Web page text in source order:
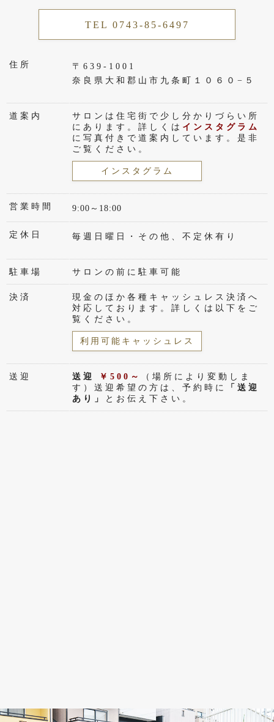
TEL 0743-85-6497
住所
〒639-1001
奈良県大和郡山市九条町１０６０−５
道案内
サロンは住宅街で少し分かりづらい所
にあります。詳しくは インスタグラム
に写真付きで道案内しています。是非
ご覧ください。
インスタグラム
営業時間 9:00～18:00
定休日 毎週日曜日・その他、不定休有り
駐車場 サロンの前に駐車可能
決済
現金のほか各種キャッシュレス決済へ
対応しております。詳しくは以下をご
覧ください。
利用可能キャッシュレス
送迎 送迎 ￥500～
（場所により変動しま
す）送迎希望の方は、予約時に
「送迎
あり」
とお伝え下さい。